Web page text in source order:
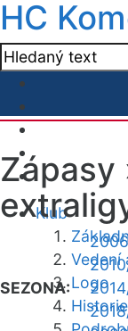
HC
Klub
Vedení
Logo
Historie
Zápasy
SEZONA: